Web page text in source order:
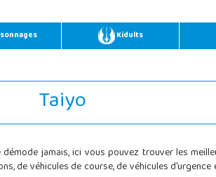
Kidults
Taiyo
jamais, ici vous pouvez trouver les
de véhicules de course, de véhicules